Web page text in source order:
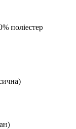
поліестер